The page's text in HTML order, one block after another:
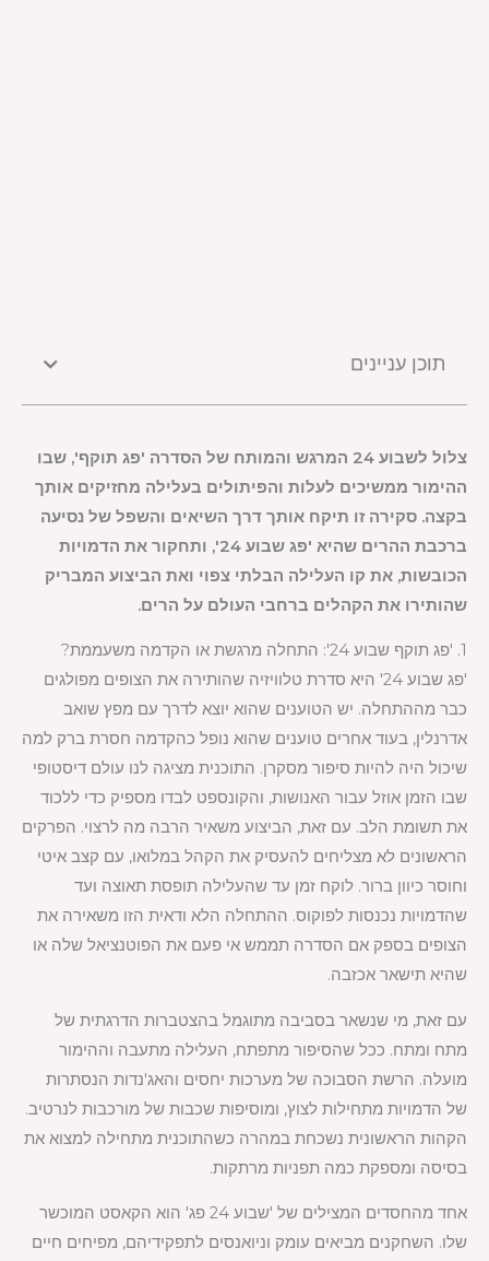
תוכן עניינים
צלול לשבוע 24 המרגש והמותח של הסדרה 'פג תוקף', שבו
ההימור ממשיכים לעלות והפיתולים בעלילה מחזיקים אותך
בקצה. סקירה זו תיקח אותך דרך השיאים והשפל של נסיעה
ברכבת ההרים שהיא 'פג שבוע 24', ותחקור את הדמויות
הכובשות, את קו העלילה הבלתי צפוי ואת הביצוע המבריק
שהותירו את הקהלים ברחבי העולם על הרים.
1. 'פג תוקף שבוע 24': התחלה מרגשת או הקדמה משעממת?
'פג שבוע 24' היא סדרת טלוויזיה שהותירה את הצופים מפולגים
כבר מההתחלה. יש הטוענים שהוא יוצא לדרך עם מפץ שואב
אדרנלין, בעוד אחרים טוענים שהוא נופל כהקדמה חסרת ברק למה
שיכול היה להיות סיפור מסקרן. התוכנית מציגה לנו עולם דיסטופי
שבו הזמן אוזל עבור האנושות, והקונספט לבדו מספיק כדי ללכוד
את תשומת הלב. עם זאת, הביצוע משאיר הרבה מה לרצוי. הפרקים
הראשונים לא מצליחים להעסיק את הקהל במלואו, עם קצב איטי
וחוסר כיוון ברור. לוקח זמן עד שהעלילה תופסת תאוצה ועד
שהדמויות נכנסות לפוקוס. ההתחלה הלא ודאית הזו משאירה את
הצופים בספק אם הסדרה תממש אי פעם את הפוטנציאל שלה או
שהיא תישאר אכזבה.
עם זאת, מי שנשאר בסביבה מתוגמל בהצטברות הדרגתית של
מתח ומתח. ככל שהסיפור מתפתח, העלילה מתעבה וההימור
מועלה. הרשת הסבוכה של מערכות יחסים והאג'נדות הנסתרות
של הדמויות מתחילות לצוץ, ומוסיפות שכבות של מורכבות לנרטיב.
הקהות הראשונית נשכחת במהרה כשהתוכנית מתחילה למצוא את
בסיסה ומספקת כמה תפניות מרתקות.
אחד מהחסדים המצילים של 'שבוע 24 פג' הוא הקאסט המוכשר
שלו. השחקנים מביאים עומק וניואנסים לתפקידיהם, מפיחים חיים